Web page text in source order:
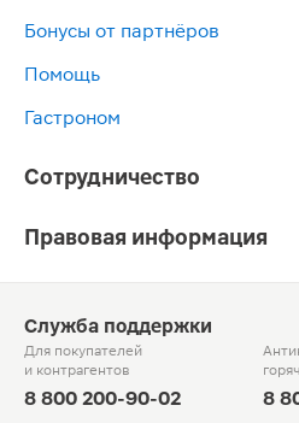
Бонусы от партнёров
Помощь
Гастроном
Сотрудничество
Правовая информация
Служба поддержки
Для покупателей
и контрагентов
8 800 200-90-02 8